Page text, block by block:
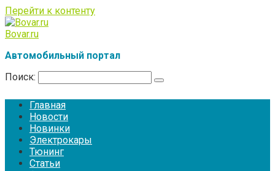
Перейти к контенту
Bovar.ru
Автомобильный портал
Поиск:
Главная
Новости
Новинки
Электрокары
Тюнинг
Статьи